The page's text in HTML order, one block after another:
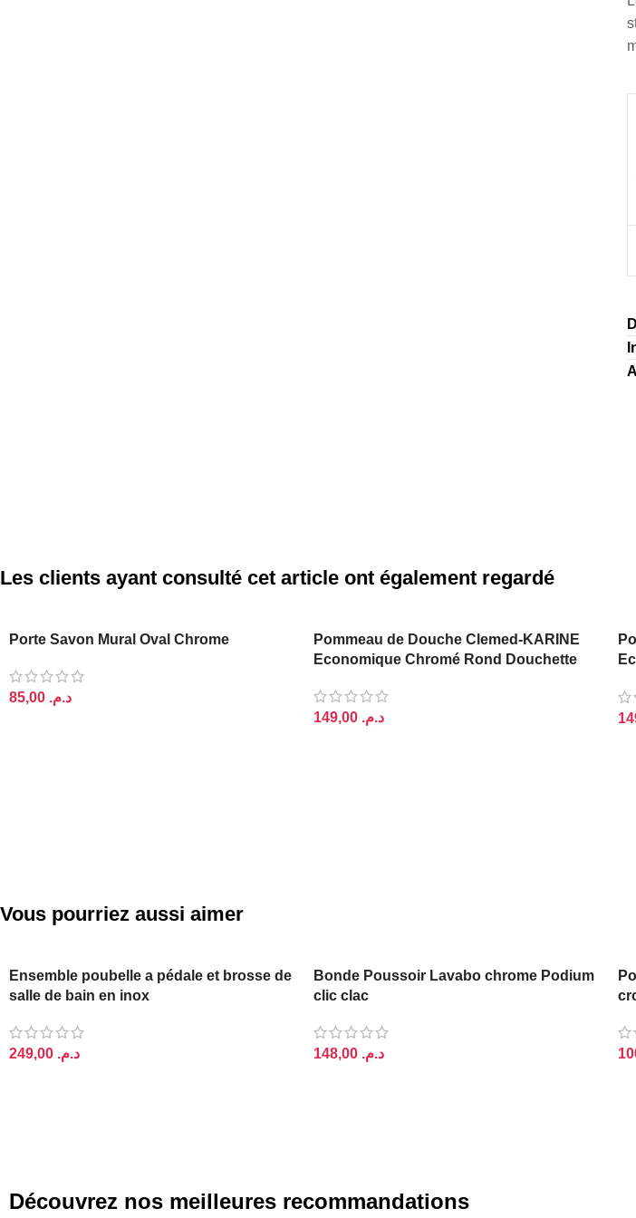
Les clients ayant consulté cet article ont également regardé
Porte Savon Mural Oval Chrome
د.م.
Pommeau de Douche Clemed-KARINE
Economique Chromé Rond Douchette
د.م.
Vous pourriez aussi aimer
Ensemble poubelle a pédale et brosse de
salle de bain en inox
د.م.
PODIUM
Bonde Poussoir Lavabo chrome Podium
clic clac
د.م.
Découvrez nos meilleures recommandations